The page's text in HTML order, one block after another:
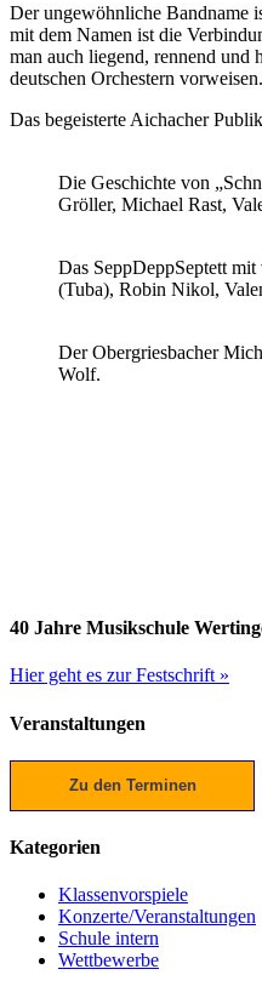
Der ungewöhnliche Bandname
mit dem Namen ist die
man auch liegend, rennend und
deutschen Orchestern vorweisen.
Das begeisterte Aichacher
Die Geschichte von
Gröller, Michael Rast,
Das SeppDeppSeptett
(Tuba), Robin Nikol,
Der Obergriesbacher
Wolf.
40 Jahre Musikschule
Hier geht es zur Festschrift »
Veranstaltungen
Zu den Terminen
Kategorien
Klassenvorspiele
Konzerte/Veranstaltungen
Schule intern
Wettbewerbe